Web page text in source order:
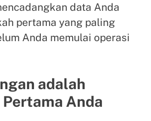
data Anda
pertama yang paling
Anda memulai operasi
adalah
Anda